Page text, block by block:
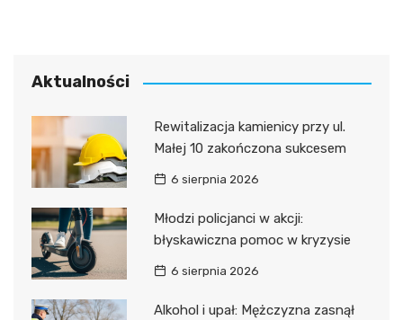
Aktualności
Rewitalizacja kamienicy przy ul.
Małej 10 zakończona sukcesem
6 sierpnia 2026
Młodzi policjanci w akcji:
błyskawiczna pomoc w kryzysie
6 sierpnia 2026
Alkohol i upał: Mężczyzna zasnął